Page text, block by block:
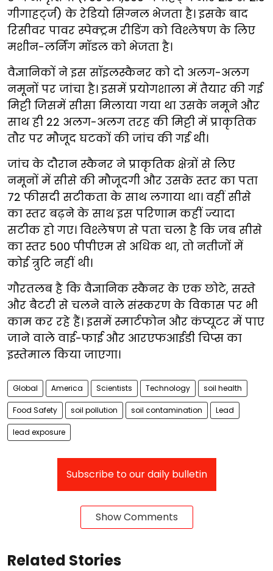
गीगाहर्ट्ज) के रेडियो सिग्नल भेजता है। इसके बाद
रिसीवर पावर स्पेक्ट्रम रीडिंग को विश्लेषण के लिए
मशीन-लर्निंग मॉडल को भेजता है।
वैज्ञानिकों ने इस सॉइलस्कैनर को दो अलग-अलग
नमूनों पर जांचा है। इसमें प्रयोगशाला में तैयार की गई
मिट्टी जिसमें सीसा मिलाया गया था उसके नमूने और
साथ ही 22 अलग-अलग तरह की मिट्टी में प्राकृतिक
तौर पर मौजूद घटकों की जांच की गई थी।
जांच के दौरान स्कैनर ने प्राकृतिक क्षेत्रों से लिए
नमूनों में सीसे की मौजूदगी और उसके स्तर का पता
72 फीसदी सटीकता के साथ लगाया था। वहीं सीसे
का स्तर बढ़ने के साथ इस परिणाम कहीं ज्यादा
सटीक हो गए। विश्लेषण से पता चला है कि जब सीसे
का स्तर 500 पीपीएम से अधिक था, तो नतीजों में
कोई त्रुटि नहीं थी।
गौरतलब है कि वैज्ञानिक स्कैनर के एक छोटे, सस्ते
और बैटरी से चलने वाले संस्करण के विकास पर भी
काम कर रहे हैं। इसमें स्मार्टफोन और कंप्यूटर में पाए
जाने वाले वाई-फाई और आरएफआईडी चिप्स का
इस्तेमाल किया जाएगा।
Global America Scientists Technology soil health
Food Safety soil pollution soil contamination Lead
lead exposure
Subscribe to our daily bulletin
Show Comments
Related Stories